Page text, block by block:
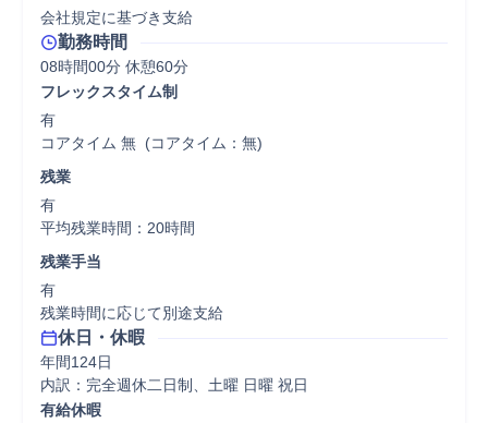
会社規定に基づき支給
勤務時間
08時間00分 休憩60分
フレックスタイム制
有
コアタイム 無  (コアタイム：無)
残業
有
平均残業時間：20時間
残業手当
有
残業時間に応じて別途支給
休日・休暇
年間124日
内訳：完全週休二日制、土曜 日曜 祝日
有給休暇